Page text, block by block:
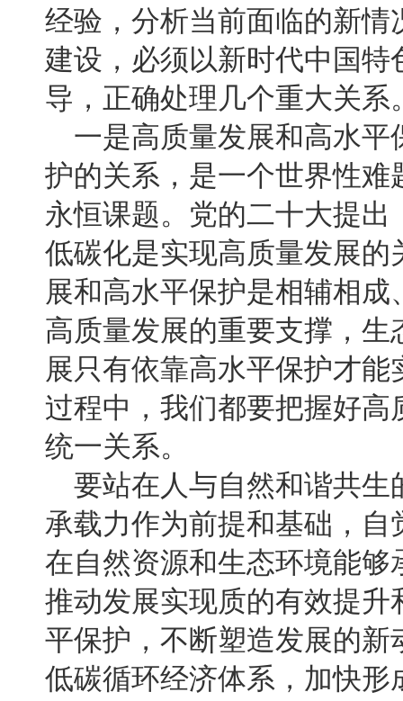
经验，分析当前面临的新
建设，必须以新时代中国
导，正确处理几个重大关系
一是高质量发展和高水
护的关系，是一个世界性
永恒课题。党的二十大提
低碳化是实现高质量发展
展和高水平保护是相辅相
高质量发展的重要支撑，
展只有依靠高水平保护才
过程中，我们都要把握好
统一关系。
要站在人与自然和谐共
承载力作为前提和基础，
在自然资源和生态环境能
推动发展实现质的有效提
平保护，不断塑造发展的
低碳循环经济体系，加快